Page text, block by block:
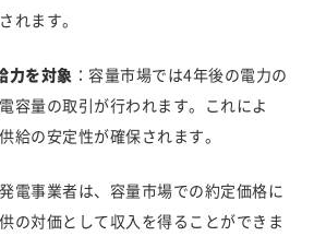
れます。
力を対象 ：容量市場では4年後の電力の
容量の取引が行われます。これによ
給の安定性が確保されます。
発電事業者は、容量市場での約定価格に
の対価として収入を得ることができま